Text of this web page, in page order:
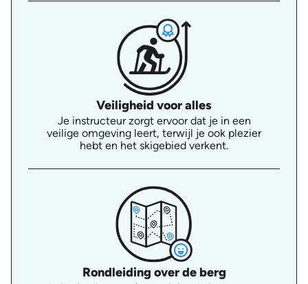
Veiligheid voor alles
Je instructeur zorgt ervoor dat je in een
veilige omgeving leert, terwijl je ook plezier
hebt en het skigebied verkent.
Rondleiding over de berg